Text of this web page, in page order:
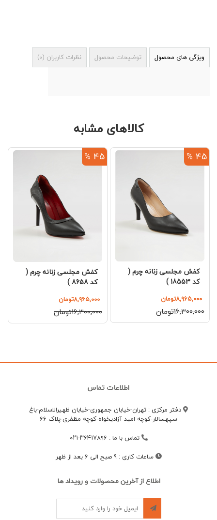
ویژگی های محصول توضیحات محصول نظرات کاربران (
0
)
کالاهای مشابه
45 %
کفش مجلسی زنانه چرم (
کد 18553 )
۸,۹۶۵,۰۰۰تومان
۱۶,۳۰۰,۰۰۰تومان
45 %
کفش مجلسی زنانه چرم (
کد 8658 )
۸,۹۶۵,۰۰۰تومان
۱۶,۳۰۰,۰۰۰تومان
اطلاعات تماس
دفتر مرکزی : تهران-خیابان جمهوری-خیابان ظهیرالاسلام-باغ
سپهسالار-کوچه امید آزادیخواه-کوچه مظفری-پلاک 66
تماس با ما : ۳۶۴۱۷۸۹۶-۰۲۱
ساعات کاری : 9 صبح الی 6 بعد از ظهر
اطلاع از آخرین محصولات و رویداد ها